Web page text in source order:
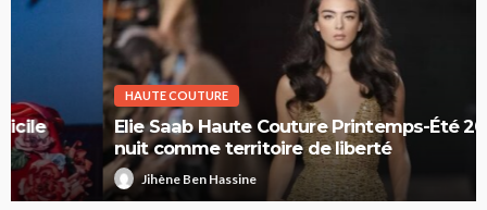
HAUTE COUTURE
Elie Saab Haute Couture Printemps-Été 2026 : la
nuit comme territoire de liberté
Jihène Ben Hassine